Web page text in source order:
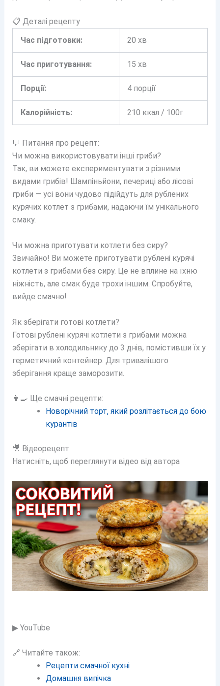
📋 Деталі рецепту
Час підготовки:
20 хв
Час приготування: 15 хв
Порції: 4 порції
Калорійність: 210 ккал / 100г
💬 Питання про рецепт:
Чи можна використовувати інші гриби?
Так, ви можете експериментувати з різними
видами грибів! Шампіньйони, печериці або лісові
гриби — усі вони чудово підійдуть для рублених
курячих котлет з грибами, надаючи їм унікального
смаку.
Чи можна приготувати котлети без сиру?
Звичайно! Ви можете приготувати рублені курячі
котлети з грибами без сиру. Це не вплине на їхню
ніжність, але смак буде трохи іншим. Спробуйте,
вийде смачно!
Як зберігати готові котлети?
Готові рублені курячі котлети з грибами можна
зберігати в холодильнику до 3 днів, помістивши їх у
герметичний контейнер. Для тривалішого
зберігання краще заморозити.
👨‍🍳 Ще смачні рецепти:
Новорічний торт, який розлітається до бою
курантів
🎥 Відеорецепт
Натисніть, щоб переглянути відео від автора
▶ YouTube
🔗 Читайте також:
Рецепти смачної кухні
Домашня випічка